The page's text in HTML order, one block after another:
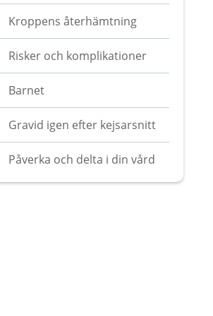
Kroppens återhämtning
Risker och komplikationer
Barnet
Gravid igen efter kejsarsnitt
Påverka och delta i din vård